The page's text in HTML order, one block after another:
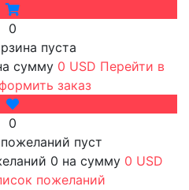
0
пуста
сумму 0 USD Перейти в
заказ
0
пуст
0 на сумму 0 USD
пожеланий